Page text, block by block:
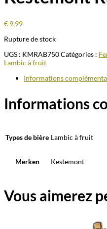
€ 9,99
Rupture de stock
UGS : KMRAB750Catégories :
Lambic à fruit
Informations
Informations
Types de bière Lambic à fruit
Merken Kestemont
Vous aimerez